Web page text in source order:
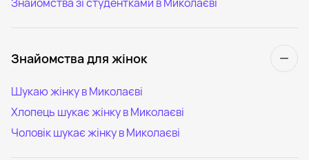
Знайомства для жінок
Шукаю жінку в Миколаєві
Хлопець шукає жінку в Миколаєві
Чоловік шукає жінку в Миколаєві